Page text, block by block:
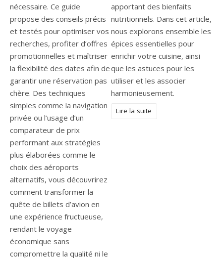
nécessaire. Ce guide
propose des conseils précis
et testés pour optimiser vos
recherches, profiter d’offres
promotionnelles et maîtriser
la flexibilité des dates afin de
garantir une réservation pas
chère. Des techniques
simples comme la navigation
privée ou l’usage d’un
comparateur de prix
performant aux stratégies
plus élaborées comme le
choix des aéroports
alternatifs, vous découvrirez
comment transformer la
quête de billets d’avion en
une expérience fructueuse,
rendant le voyage
économique sans
compromettre la qualité ni le
apportant des bienfaits
nutritionnels. Dans cet article,
nous explorons ensemble les
épices essentielles pour
enrichir votre cuisine, ainsi
que les astuces pour les
utiliser et les associer
harmonieusement.
Lire la suite